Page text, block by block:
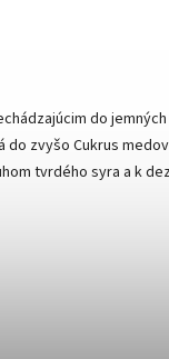
do
zvyšo Cukrus
tvrdého syra a k